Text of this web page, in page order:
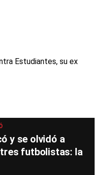
y se olvidó a
futbolistas: la